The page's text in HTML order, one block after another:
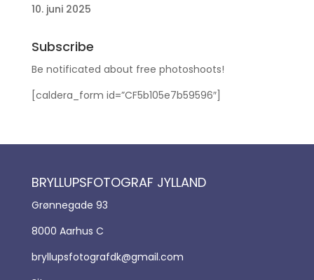
10. juni 2025
Subscribe
Be notificated about free photoshoots!
[caldera_form id=”CF5b105e7b59596″]
BRYLLUPSFOTOGRAF JYLLAND
Grønnegade 93
8000 Aarhus C
bryllupsfotografdk@gmail.com